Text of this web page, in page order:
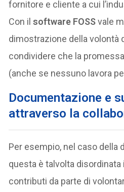
fornitore e cliente a cui
Con ilsoftware FOSSvale
dimostrazione della volontà
condividere che la
(anche se nessuno lavora
Documentazione e
attraverso la
Per esempio, nel caso della
questa è talvolta
contributi da parte di